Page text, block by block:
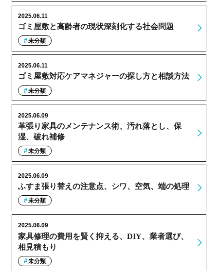
ゴミ屋敷と高齢者の現状深刻化する社会問題
2025.06.11
未分類
ゴミ屋敷対応ケアマネジャーの探し方と相談方法
2025.06.11
未分類
革張り家具のメンテナンス術、汚れ落とし、保
湿、破れ補修
2025.06.09
未分類
ふすま張り替えの注意点、シワ、空気、端の処理
2025.06.09
未分類
家具修理の費用を賢く抑える、DIY、業者選び、
相見積もり
2025.06.09
未分類